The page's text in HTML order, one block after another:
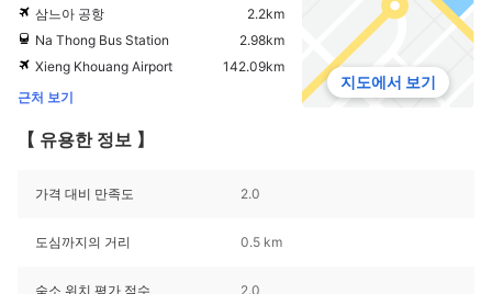
삼느아 공항
2.2km
Na Thong Bus Station
2.98km
Xieng Khouang Airport
142.09km
근처 보기
지도에서 보기
【 유용한 정보 】
가격 대비 만족도 2.0
도심까지의 거리 0.5 km
숙소 위치 평가 점수 2.0